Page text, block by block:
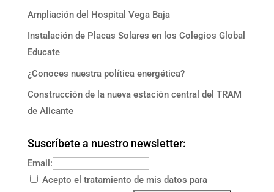
Ampliación del Hospital Vega Baja
Instalación de Placas Solares en los Colegios Global
Educate
¿Conoces nuestra política energética?
Construcción de la nueva estación central del TRAM
de Alicante
Suscríbete a nuestro newsletter:
Email:
Acepto el tratamiento de mis datos para